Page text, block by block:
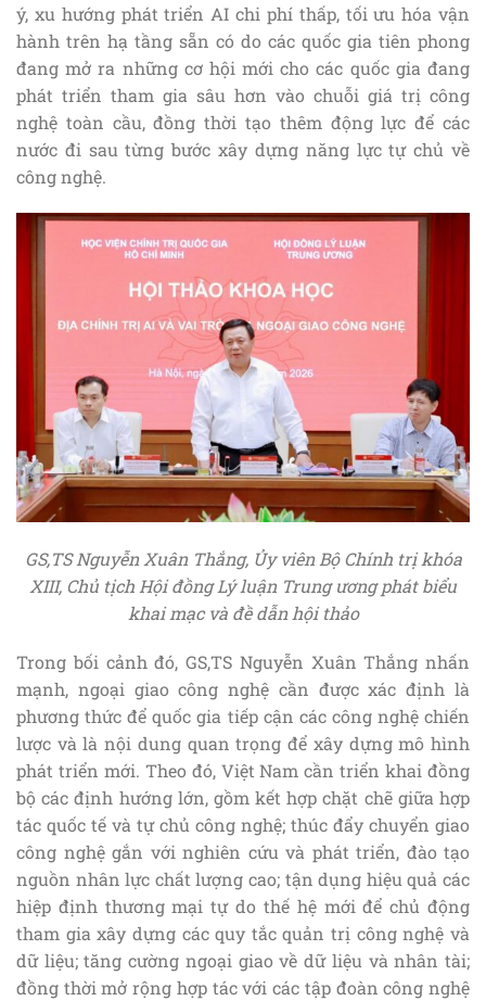
ý, xu hướng phát triển AI chi phí thấp, tối ưu hóa vận
hành trên hạ tầng sẵn có do các quốc gia tiên phong
đang mở ra những cơ hội mới cho các quốc gia đang
phát triển tham gia sâu hơn vào chuỗi giá trị công
nghệ toàn cầu, đồng thời tạo thêm động lực để các
nước đi sau từng bước xây dựng năng lực tự chủ về
công nghệ.
GS,TS Nguyễn Xuân Thắng, Ủy viên Bộ Chính trị khóa
XIII, Chủ tịch Hội đồng Lý luận Trung ương phát biểu
khai mạc và đề dẫn hội thảo
Trong bối cảnh đó, GS,TS Nguyễn Xuân Thắng nhấn
mạnh, ngoại giao công nghệ cần được xác định là
phương thức để quốc gia tiếp cận các công nghệ chiến
lược và là nội dung quan trọng để xây dựng mô hình
phát triển mới. Theo đó, Việt Nam cần triển khai đồng
bộ các định hướng lớn, gồm kết hợp chặt chẽ giữa hợp
tác quốc tế và tự chủ công nghệ; thúc đẩy chuyển giao
công nghệ gắn với nghiên cứu và phát triển, đào tạo
nguồn nhân lực chất lượng cao; tận dụng hiệu quả các
hiệp định thương mại tự do thế hệ mới để chủ động
tham gia xây dựng các quy tắc quản trị công nghệ và
dữ liệu; tăng cường ngoại giao về dữ liệu và nhân tài;
đồng thời mở rộng hợp tác với các tập đoàn công nghệ